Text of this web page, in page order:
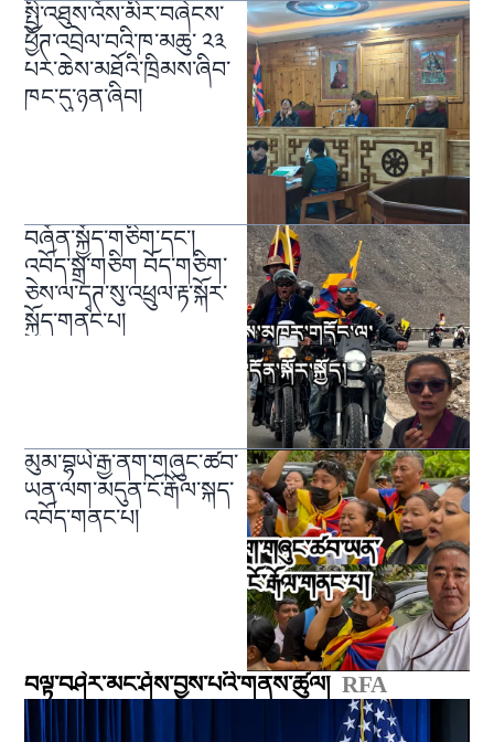
སྤྱི་འཐུས་འོས་མིར་བཞེངས་
ཕྱོཊ་འབྲེལ་བའི་ཁ་མཆུ་ ༢༣
པར་ཆེས་མཐོའི་ཁྲིམས་ཞིབ་
ཁང་དུ་ཉན་ཞིབ།
བཞོན་སྐྱོད་གཅིག་དང་།
འབོད་སྒྲ་གཅིག བོད་གཅིག་
ཅེས་ལ་དྭཊ་སུ་འཕྲུལ་རྟ་སྐོར་
སྐྱོད་གནང་པ།
མུམ་བྷཡེ་རྒྱ་ནག་གཞུང་ཚབ་
ཡན་ལག་མདུན་ངོ་རྒོལ་སྐད་
འབོད་གནང་པ།
བལྟ་བཤེར་མང་ཤོས་བྱས་པའི་གནས་ཚུལ། RFA